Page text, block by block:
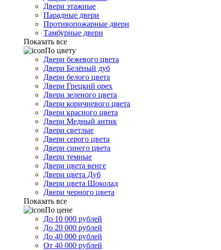
Двери этажные
Парадные двери
Противопожарные двери
Тамбурные двери
Показать все
По цвету
Двери бежевого цвета
Двери Белёный дуб
Двери белого цвета
Двери Грецкий орех
Двери зеленого цвета
Двери коричневого цвета
Двери красного цвета
Двери Медный антик
Двери светлые
Двери серого цвета
Двери синего цвета
Двери темные
Двери цвета венге
Двери цвета Дуб
Двери цвета Шоколад
Двери черного цвета
Показать все
По цене
До 10 000 рублей
До 20 000 рублей
До 40 000 рублей
От 40 000 рублей